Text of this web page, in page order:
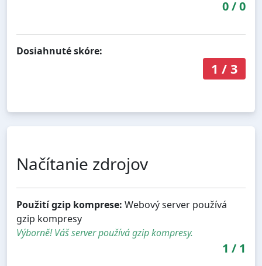
0/0
Dosiahnuté skóre:
1 / 3
Načítanie zdrojov
Použití gzip komprese: Webový server používá
gzip kompresy
Výborně! Váš server používá gzip kompresy.
1 / 1